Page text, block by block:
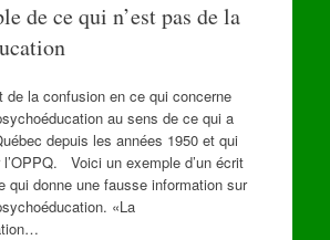
de ce qui n’est pas de la
de la confusion en ce qui concerne
au sens de ce qui a
depuis les années 1950 et qui
Voici un exemple d’un écrit
qui donne une fausse information sur
«La